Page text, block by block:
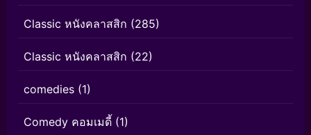
Classic หนังคลาสสิก (285)
Classic หนังคลาสสิก (22)
comedies (1)
Comedy คอมเมดี้ (1)